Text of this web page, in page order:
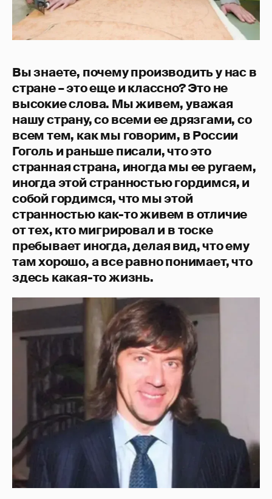
Вы знаете, почему производить у нас в
стране – это еще и классно? Это не
высокие слова. Мы живем, уважая
нашу страну, со всеми ее дрязгами, со
всем тем, как мы говорим, в России
Гоголь и раньше писали, что это
странная страна, иногда мы ее ругаем,
иногда этой странностью гордимся, и
собой гордимся, что мы этой
странностью как-то живем в отличие
от тех, кто мигрировал и в тоске
пребывает иногда, делая вид, что ему
там хорошо, а все равно понимает, что
здесь какая-то жизнь.